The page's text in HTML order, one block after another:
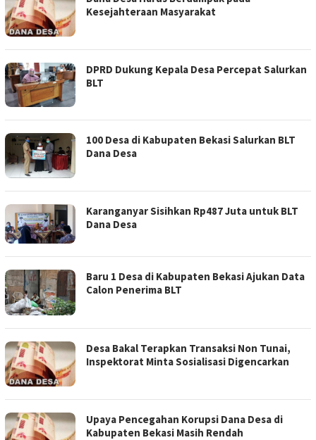
Kesejahteraan Masyarakat
DPRD Dukung Kepala Desa Percepat Salurkan
BLT
100 Desa di Kabupaten Bekasi Salurkan BLT
Dana Desa
Karanganyar Sisihkan Rp487 Juta untuk BLT
Dana Desa
Baru 1 Desa di Kabupaten Bekasi Ajukan Data
Calon Penerima BLT
Desa Bakal Terapkan Transaksi Non Tunai,
Inspektorat Minta Sosialisasi Digencarkan
Upaya Pencegahan Korupsi Dana Desa di
Kabupaten Bekasi Masih Rendah